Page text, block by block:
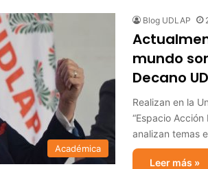
Académica
Blog UDLAP
mundo
Decano
Realizan en la
“Espacio
analizan temas
Leer más »